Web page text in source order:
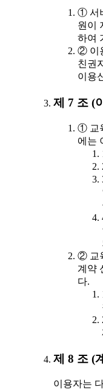
① 서
원이
하여
② 이
친권
이용
제 7 조 (
① 교
에는
② 교
계약
다.
제 8 조 (
이용자는